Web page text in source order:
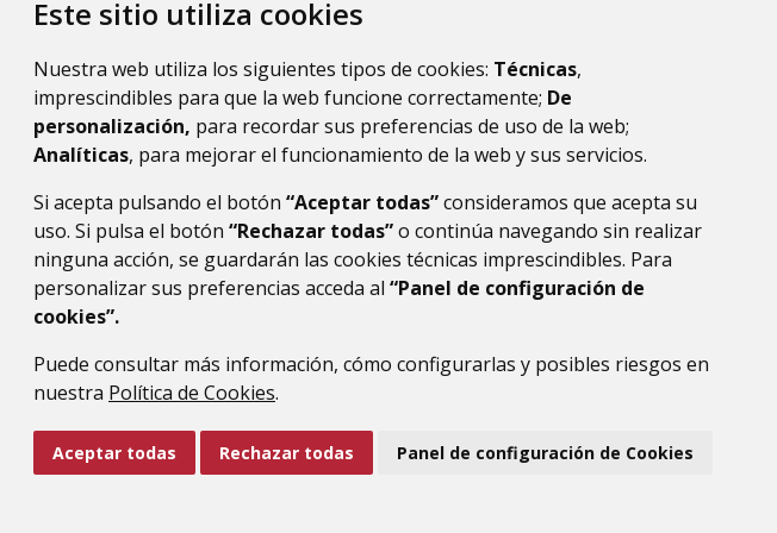
Este sitio utiliza cookies
Nuestra web utiliza los siguientes tipos de cookies: Técnicas,
imprescindibles para que la web funcione correctamente; De
personalización, para recordar sus preferencias de uso de la web;
Analíticas, para mejorar el funcionamiento de la web y sus servicios.
Si acepta pulsando el botón “Aceptar todas”consideramos que acepta su
uso. Si pulsa el botón “Rechazar todas”o continúa navegando sin realizar
ninguna acción, se guardarán las cookies técnicas imprescindibles. Para
personalizar sus preferencias acceda al “Panel de configuración de
cookies”.
Puede consultar más información, cómo configurarlas y posibles riesgos en
nuestra Política de Cookies.
Aceptar todas Rechazar todas Panel de configuración de Cookies
AVISO LEGAL PROTECCIÓN DE DATOS